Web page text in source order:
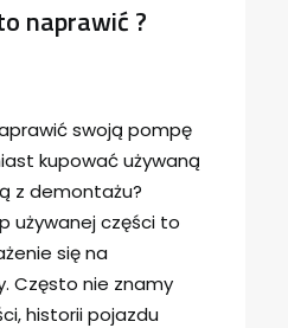
naprawić ?
swoją pompę
kupować używaną
z demontażu?
używanej części to
się na
Często nie znamy
historii pojazdu